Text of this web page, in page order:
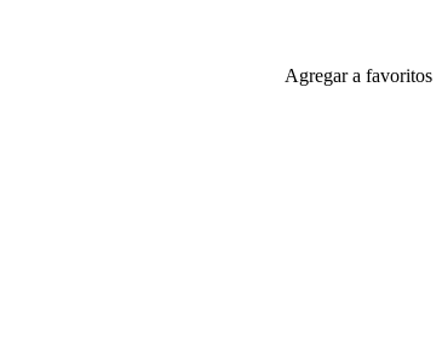
Agregar a favoritos